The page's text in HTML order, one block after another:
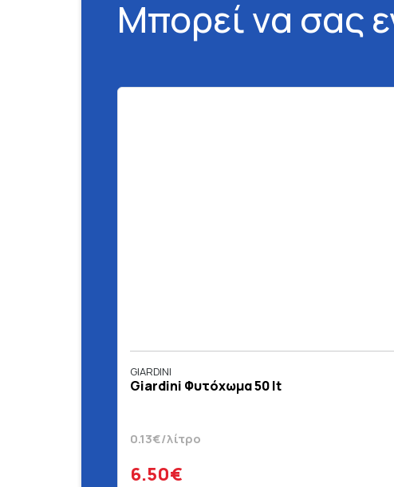
Μπορεί να σας
GIARDINI
Giardini Φυτόχωμα 50 lt
0.13€/λίτρο
6.50€